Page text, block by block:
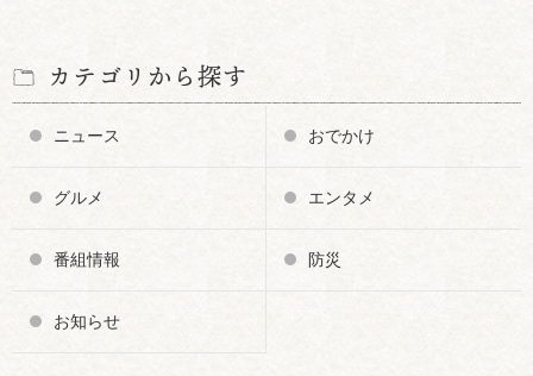
カテゴリから探す
ニュース おでかけ
グルメ エンタメ
番組情報 防災
お知らせ